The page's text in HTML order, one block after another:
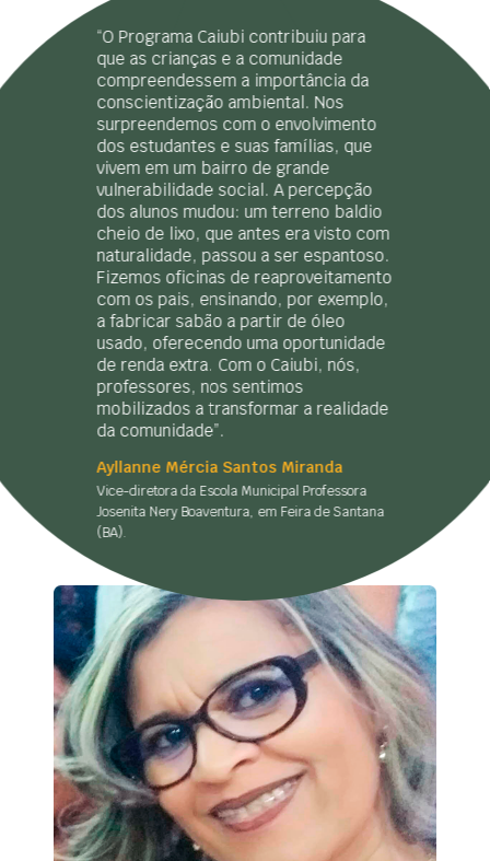
“O Programa Caiubi contribuiu para
que as crianças e a comunidade
compreendessem a importância da
conscientização ambiental. Nos
surpreendemos com o envolvimento
dos estudantes e suas famílias, que
vivem em um bairro de grande
vulnerabilidade social. A percepção
dos alunos mudou: um terreno baldio
cheio de lixo, que antes era visto com
naturalidade, passou a ser espantoso.
Fizemos oficinas de reaproveitamento
com os pais, ensinando, por exemplo,
a fabricar sabão a partir de óleo
usado, oferecendo uma oportunidade
de renda extra. Com o Caiubi, nós,
professores, nos sentimos
mobilizados a transformar a realidade
da comunidade”.
Ayllanne Mércia Santos Miranda
Vice-diretora da Escola Municipal Professora
Josenita Nery Boaventura, em Feira de Santana
(BA).